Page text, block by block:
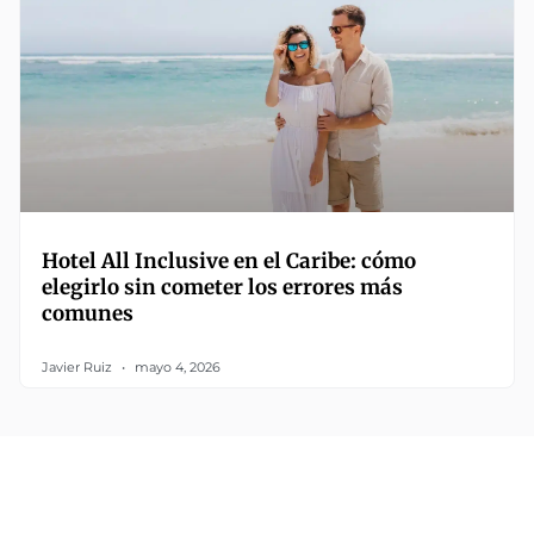
Hotel All Inclusive en el Caribe: cómo
elegirlo sin cometer los errores más
comunes
Javier Ruiz mayo 4, 2026